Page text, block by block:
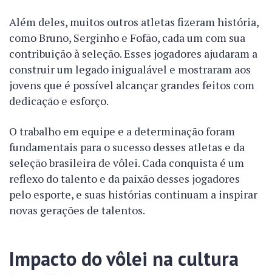
Além deles, muitos outros atletas fizeram história,
como Bruno, Serginho e Fofão, cada um com sua
contribuição à seleção. Esses jogadores ajudaram a
construir um legado inigualável e mostraram aos
jovens que é possível alcançar grandes feitos com
dedicação e esforço.
O trabalho em equipe e a determinação foram
fundamentais para o sucesso desses atletas e da
seleção brasileira de vôlei. Cada conquista é um
reflexo do talento e da paixão desses jogadores
pelo esporte, e suas histórias continuam a inspirar
novas gerações de talentos.
Impacto do vôlei na cultura